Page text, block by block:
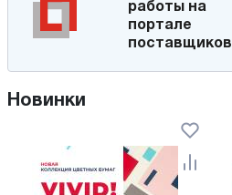
работы на
портале
поставщиков
Новинки